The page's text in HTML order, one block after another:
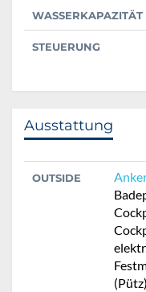
WASSERKAPAZITÄT
STEUERUNG
Ausstattung
OUTSIDE